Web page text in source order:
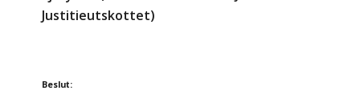
Justitieutskottet)
Beslut: